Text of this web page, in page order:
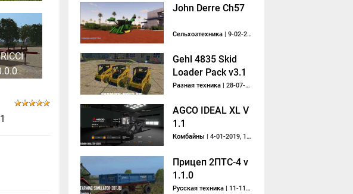
1
John Derre Ch57
Сельхозтехника | 9-02-2020, 10:39
Gehl 4835 Skid
Loader Pack v3.1
Разная техника | 28-07-2015, 08:18
AGCO IDEAL XL V
1.1
Комбайны | 4-01-2019, 12:22
Прицеп 2ПТС-4 v
1.1.0
Русская техника | 11-11-2017, 19:41